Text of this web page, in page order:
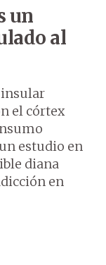
un
al
insular
el córtex
estudio en
diana
en